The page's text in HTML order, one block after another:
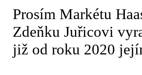
Prosím Markétu
Zdeňku Juřicovi
již od roku 2020